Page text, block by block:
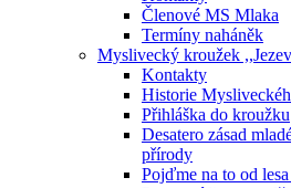
Členové MS Mlaka
Termíny naháněk
Myslivecký kroužek
Kontakty
Historie
Přihláška do kroužku
Desatero zásad
přírody
Pojďme na to od